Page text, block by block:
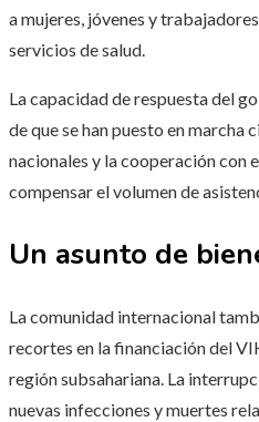
a mujeres, jóvenes y
servicios de salud.
La capacidad de respuesta del
de que se han puesto en
nacionales y la cooperación con
compensar el volumen de
Un asunto de
La comunidad internacional
recortes en la financiación del
región subsahariana. La
nuevas infecciones y muertes